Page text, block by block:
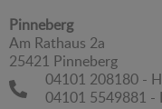
Pinneberg
Am Rathaus 2a
25421 Pinneberg
04101 208180 -
04101 5549881